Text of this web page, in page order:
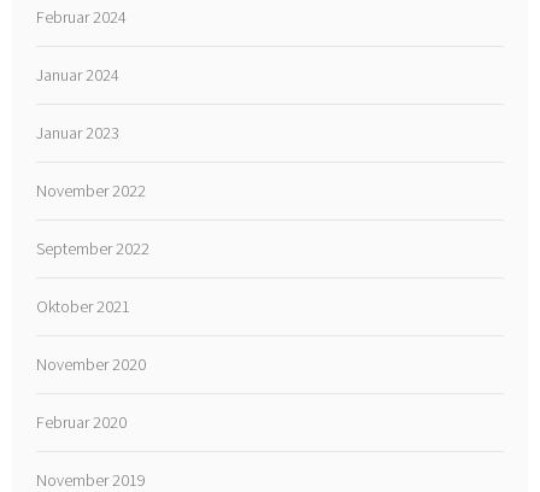
Februar 2024
Januar 2024
Januar 2023
November 2022
September 2022
Oktober 2021
November 2020
Februar 2020
November 2019